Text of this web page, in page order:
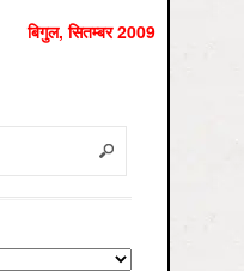
बिगुल, सितम्‍बर 2009